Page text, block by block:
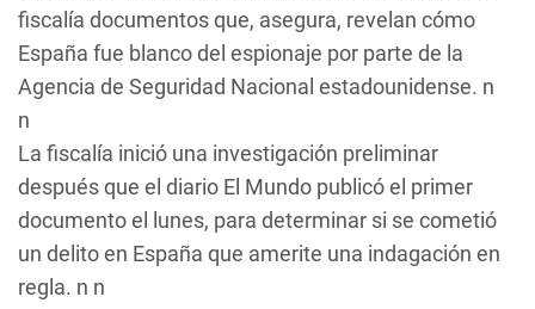
fiscalía documentos que, asegura, revelan cómo
España fue blanco del espionaje por parte de la
Agencia de Seguridad Nacional estadounidense. n
n
La fiscalía inició una investigación preliminar
después que el diario El Mundo publicó el primer
documento el lunes, para determinar si se cometió
un delito en España que amerite una indagación en
regla. n n